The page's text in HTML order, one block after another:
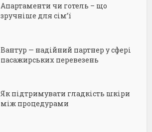
Апартаменти чи готель – що
зручніше для сім’ї
Вантур — надійний партнер у сфері
пасажирських перевезень
Як підтримувати гладкість шкіри
між процедурами